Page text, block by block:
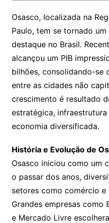
Osasco, localizada na
Paulo, tem se tornado
destaque no Brasil.
alcançou um PIB
bilhões, consolidando-se
entre as cidades não
crescimento é resultado
estratégica, infraestrutura
economia diversificada.
História e Evolução de
Osasco iniciou como um
o passar dos anos,
setores como comércio e
Grandes empresas como
e Mercado Livre